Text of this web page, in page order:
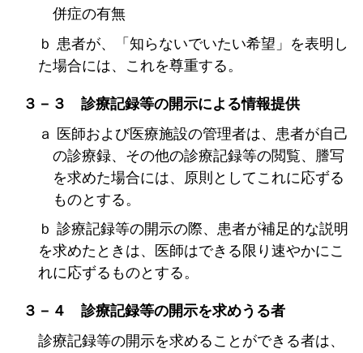
併症の有無
ｂ 患者が、「知らないでいたい希望」を表明し
た場合には、これを尊重する。
３－３ 診療記録等の開示による情報提供
ａ 医師および医療施設の管理者は、患者が自己
の診療録、その他の診療記録等の閲覧、謄写
を求めた場合には、原則としてこれに応ずる
ものとする。
ｂ 診療記録等の開示の際、患者が補足的な説明
を求めたときは、医師はできる限り速やかにこ
れに応ずるものとする。
３－４ 診療記録等の開示を求めうる者
診療記録等の開示を求めることができる者は、